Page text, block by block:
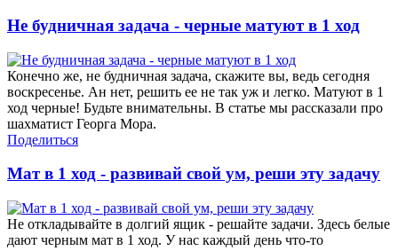
Не будничная задача - черные матуют в 1 ход
Конечно же, не будничная задача, скажите вы, ведь сегодня
воскресенье. Ан нет, решить ее не так уж и легко. Матуют в 1
ход черные! Будьте внимательны. В статье мы рассказали про
шахматист Георга Мора.
Поделиться
Мат в 1 ход - развивай свой ум, реши эту задачу
Не откладывайте в долгий ящик - решайте задачи. Здесь белые
дают черным мат в 1 ход. У нас каждый день что-то